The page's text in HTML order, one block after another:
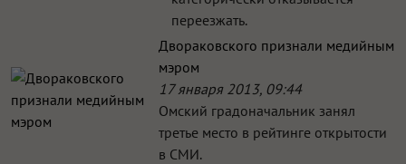
переезжать.
Двораковского признали медийным
мэром
17 января 2013, 09:44
Омский градоначальник занял
третье место в рейтинге открытости
в СМИ.